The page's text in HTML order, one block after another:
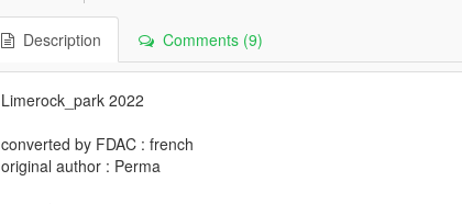
Description Comments (9)
Limerock_park 2022
converted by FDAC : french
original author : Perma